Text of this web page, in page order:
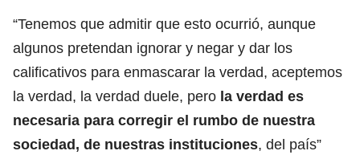
“Tenemos que admitir que esto ocurrió, aunque
algunos pretendan ignorar y negar y dar los
calificativos para enmascarar la verdad, aceptemos
la verdad, la verdad duele, pero la verdad es
necesaria para corregir el rumbo de nuestra
sociedad, de nuestras instituciones, del país”